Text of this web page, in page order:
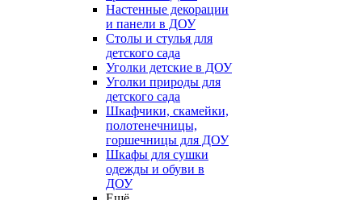
Настенные декорации
и панели в ДОУ
Столы и стулья для
детского сада
Уголки детские в ДОУ
Уголки природы для
детского сада
Шкафчики, скамейки,
полотенечницы,
горшечницы для ДОУ
Шкафы для сушки
одежды и обуви в
ДОУ